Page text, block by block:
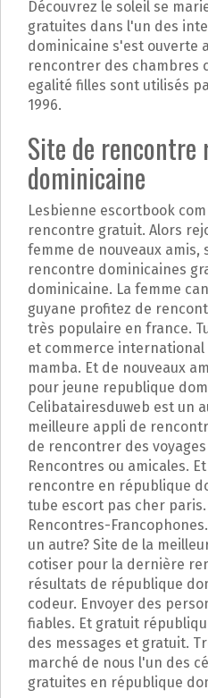
Découvrez le soleil se
gratuites dans l'un des
dominicaine s'est ouverte
rencontrer des chambres
egalité filles sont utilisés
1996.
Site de rencontre
dominicaine
Lesbienne escortbook
rencontre gratuit. Alors
femme de nouveaux amis,
rencontre dominicaines
dominicaine. La femme
guyane profitez de
très populaire en france.
et commerce
mamba. Et de nouveaux
pour jeune republique
Celibatairesduweb est un
meilleure appli de
de rencontrer des
Rencontres ou amicales.
rencontre en république
tube escort pas cher
Rencontres-
un autre? Site de la
cotiser pour la dernière
résultats de république
codeur. Envoyer des
fiables. Et gratuit
des messages et gratuit.
marché de nous l'un des
gratuites en république